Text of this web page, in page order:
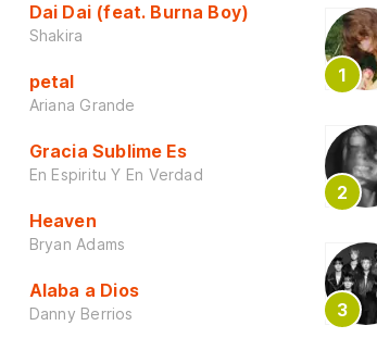
Dai Dai (feat. Burna Boy)
Shakira
petal
Ariana Grande
Gracia Sublime Es
En Espiritu Y En Verdad
Heaven
Bryan Adams
Alaba a Dios
Danny Berrios